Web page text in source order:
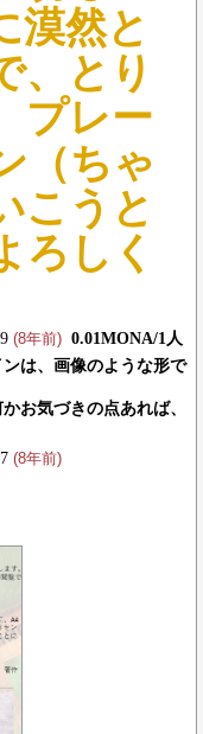
漠然と
、とり
プレー
（ちゃ
こうと
ろしく
(8年前) 0.01MONA/1人
は、画像のような形で
お気づきの点あれば、
(8年前)